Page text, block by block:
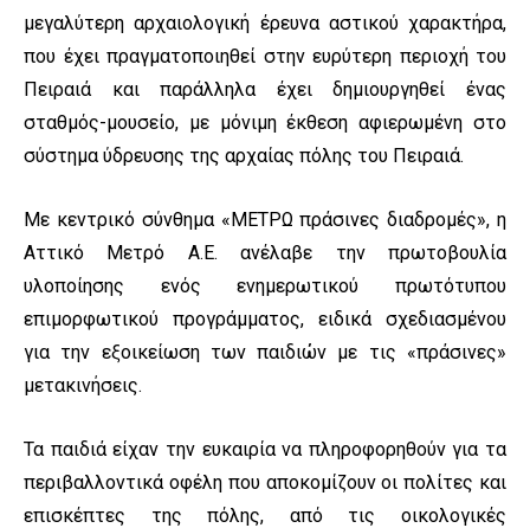
μεγαλύτερη αρχαιολογική έρευνα αστικού χαρακτήρα,
που έχει πραγματοποιηθεί στην ευρύτερη περιοχή του
Πειραιά και παράλληλα έχει δημιουργηθεί ένας
σταθμός-μουσείο, με μόνιμη έκθεση αφιερωμένη στο
σύστημα ύδρευσης της αρχαίας πόλης του Πειραιά.
Με κεντρικό σύνθημα «ΜΕΤΡΩ πράσινες διαδρομές», η
Αττικό Μετρό Α.Ε. ανέλαβε την πρωτοβουλία
υλοποίησης ενός ενημερωτικού πρωτότυπου
επιμορφωτικού προγράμματος, ειδικά σχεδιασμένου
για την εξοικείωση των παιδιών με τις «πράσινες»
μετακινήσεις.
Τα παιδιά είχαν την ευκαιρία να πληροφορηθούν για τα
περιβαλλοντικά οφέλη που αποκομίζουν οι πολίτες και
επισκέπτες της πόλης, από τις οικολογικές